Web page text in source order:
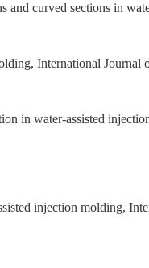
curved sections in
International Journal
in water-assisted
injection molding,